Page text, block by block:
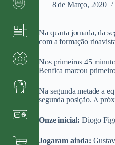
8 de Março, 2020
Na quarta jornada, da
com a formação
Nos primeiros 45
Benfica marcou
Na segunda metade a
segunda posição. A
Onze inicial: Diogo
Jogaram ainda: